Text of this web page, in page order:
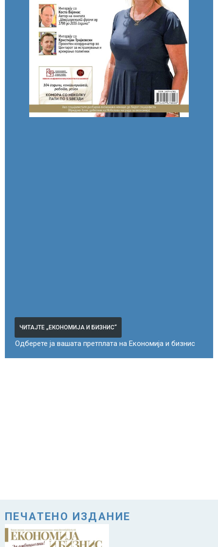
ЧИТАЈТЕ „ЕКОНОМИЈА И БИЗНИС“
Одберете ја вашата претплата на Економија и бизнис
ПЕЧАТЕНО ИЗДАНИЕ